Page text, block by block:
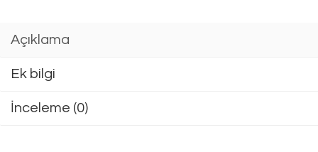
Açıklama
Ek bilgi
İnceleme (0)